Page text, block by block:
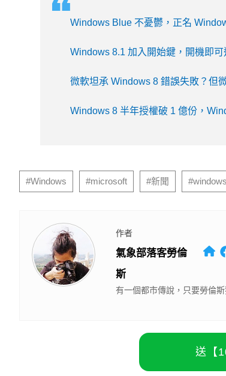
Windows Blue 不憂鬱，正名
Windows 8.1 加入開始鍵，開機即可
微軟坦承 Windows 8 錯誤失敗？但
Windows 8 半年授權破 1 億份，
延伸閱讀
1/2機率淪陷！你是好男人還是渣男？關
出國花費難抓？全包式海島假期，一價
29顆鏡頭也抓不到一個賊？舊金山竊賊
原來 Windows 11 會出賣你？FBI 靠